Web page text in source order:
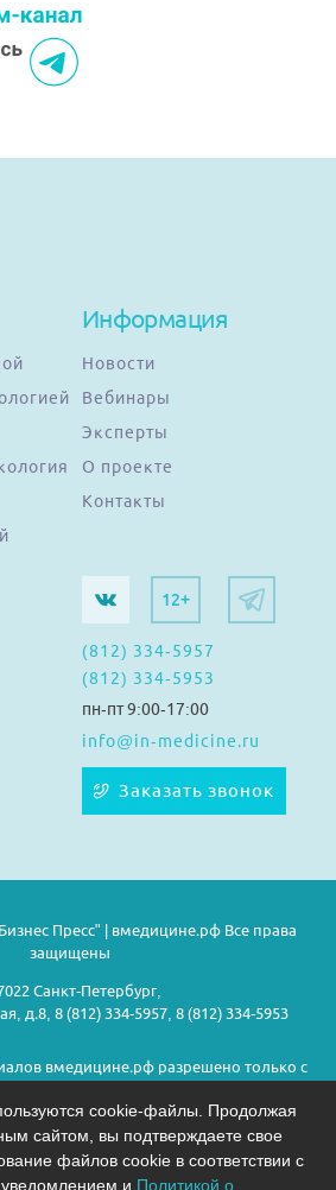
Информация
Новости
Вебинары
Эксперты
О проекте
Контакты
12+
(812) 334-5957
(812) 334-5953
пн-пт 9:00-17:00
info@in-medicine.ru
Заказать звонок
Пресс" | вмедицине.рф Все права
защищены
Санкт-Петербург,
д.8, 8 (812) 334-5957, 8 (812) 334-5953
вмедицине.рф разрешено только с
применяются рекомендательные
cookie-файлы. Продолжая
сайтом, вы подтверждаете свое
файлов cookie в соответствии с
и Политикой о